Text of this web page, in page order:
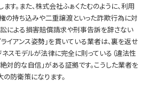
す。また、株式会社ふぁくたむのように、利用
の持ち込みや二重譲渡といった詐欺行為に対
訟による損害賠償請求や刑事告訴を辞さない
イアンス姿勢」を貫いている業者は、裏を返せ
ネスモデルが法律に完全に則っている（違法性
対的な自信」がある証拠です。こうした業者を
防衛策になります。